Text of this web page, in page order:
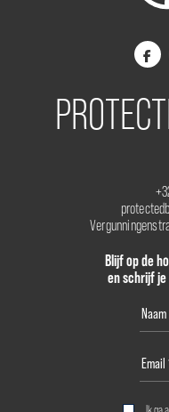
Blijf op de
en schrijf